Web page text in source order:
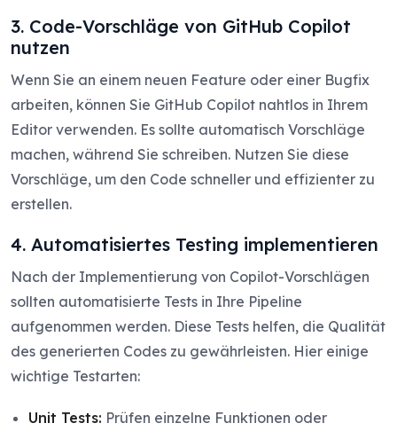
3. Code-Vorschläge von GitHub Copilot
nutzen
Wenn Sie an einem neuen Feature oder einer Bugfix
arbeiten, können Sie GitHub Copilot nahtlos in Ihrem
Editor verwenden. Es sollte automatisch Vorschläge
machen, während Sie schreiben. Nutzen Sie diese
Vorschläge, um den Code schneller und effizienter zu
erstellen.
4. Automatisiertes Testing implementieren
Nach der Implementierung von Copilot-Vorschlägen
sollten automatisierte Tests in Ihre Pipeline
aufgenommen werden. Diese Tests helfen, die Qualität
des generierten Codes zu gewährleisten. Hier einige
wichtige Testarten:
Unit Tests: Prüfen einzelne Funktionen oder